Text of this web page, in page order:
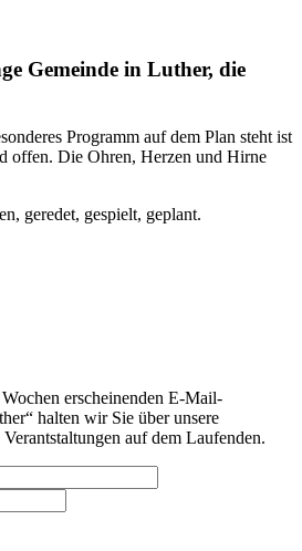
Gemeinde in Luther, die
Programm auf dem Plan steht ist
offen. Die Ohren, Herzen und Hirne
geredet, gespielt, geplant.
erscheinenden E-Mail-
halten wir Sie über unsere
auf dem Laufenden.